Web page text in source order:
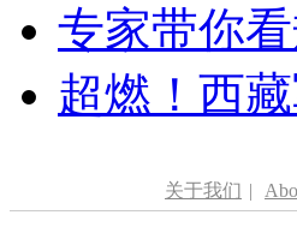
专家带你
超燃！西
关于我们 |